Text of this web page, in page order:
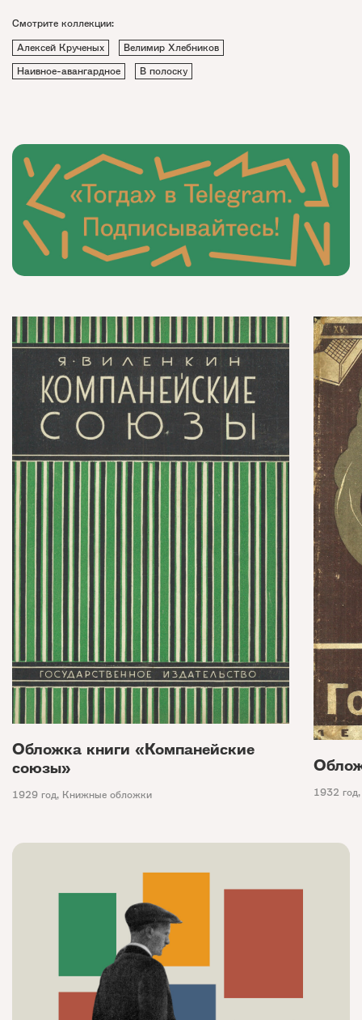
Смотрите коллекции:
Алексей Крученых
Велимир Хлебников
Наивное-авангардное
В полоску
Обложка книги «Компанейские
союзы»
1929 год, Книжные обложки 1932 год